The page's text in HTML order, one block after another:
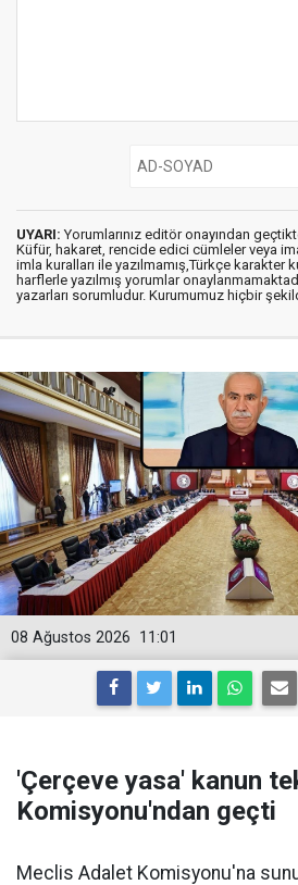
UYARI: Yorumlarınız editör onayından
Küfür, hakaret, rencide edici cümleler veya
imla kuralları ile yazılmamış,Türkçe karakter
harflerle yazılmış yorumlar
yazarları sorumludur. Kurumumuz hiçbir
11:01
08 Ağustos 2026
'Çerçeve yasa' kanun
Komisyonu'ndan geçti
Meclis Adalet Komisyonu'na